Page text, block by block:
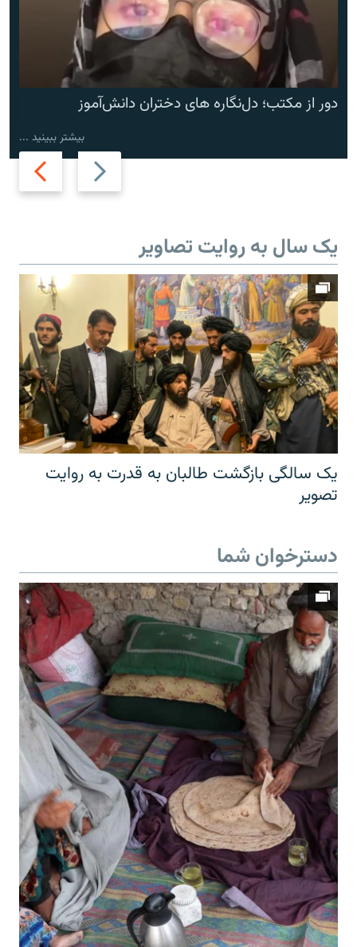
Previous
slide
Next
slide
دور از مکتب؛ دل‌نگاره های دختران دانش‌آموز
بیشتر ببینید ...
یک سال به روایت تصاویر
یک سالگی بازگشت طالبان به قدرت به روایت
تصویر
دسترخوان شما